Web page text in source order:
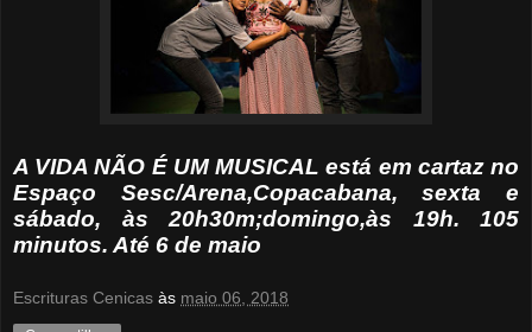
A VIDA NÃO É UM MUSICAL está em cartaz no
Espaço Sesc/Arena,Copacabana, sexta e
sábado, às 20h30m;domingo,às 19h. 105
minutos. Até 6 de maio
Escrituras Cenicas às maio 06, 2018